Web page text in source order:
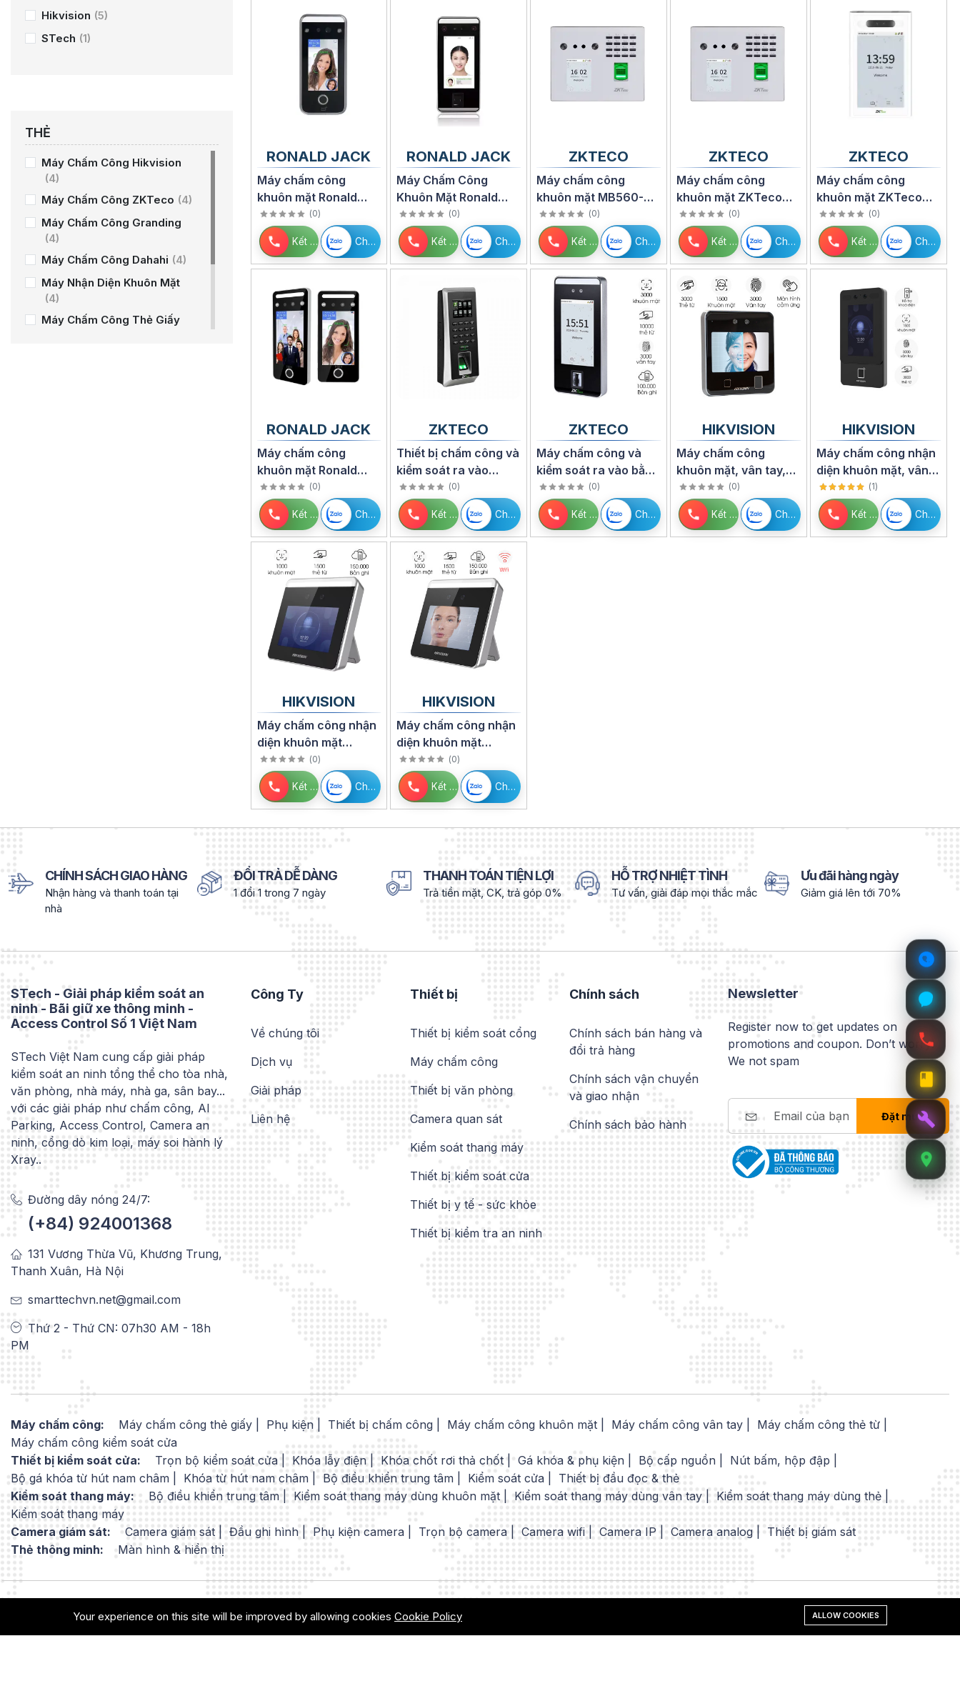
Hikvision (5)
STech (1)
THẺ
Máy Chấm Công Hikvision
(4)
Máy Chấm Công ZKTeco (4)
Máy Chấm Công Granding
(4)
Máy Chấm Công Dahahi (4)
Máy Nhận Diện Khuôn Mặt
(4)
Máy Chấm Công Thẻ Giấy
RONALD JACK
Máy chấm công
khuôn mặt Ronald
Jack FACEPRO-008
(0)
Kết nối Chat Zalo
RONALD JACK
Máy Chấm Công
Khuôn Mặt Ronald
Jack FACEPRO1-P
(0)
Kết nối Chat Zalo
ZKTECO
Máy chấm công
khuôn mặt MB560-
VL/ID
(0)
Kết nối Chat Zalo
ZKTECO
Máy chấm công
khuôn mặt ZKTeco
MB560VL
(0)
Kết nối Chat Zalo
ZKTECO
Máy chấm công
khuôn mặt ZKTeco
Elite Access
(0)
Kết nối Chat Zalo
RONALD JACK
Máy chấm công
khuôn mặt Ronald
Jack Facepro-007
(0)
Kết nối Chat Zalo
ZKTECO
Thiết bị chấm công và
kiểm soát ra vào
ZKTECO MultiBio
800-H
(0)
Kết nối Chat Zalo
ZKTECO
Máy chấm công và
kiểm soát ra vào bằng
khuôn mặt ZKTECO
SmartAC1
(0)
Kết nối Chat Zalo
HIKVISION
Máy chấm công
khuôn mặt, vân tay,
thẻ HIKVISION DS-
K1T642MFW
(0)
Kết nối Chat Zalo
HIKVISION
Máy chấm công nhận
diện khuôn mặt, vân
tay, thẻ EM HIKVISION
DS-K1T342MFWX
(1)
Kết nối Chat Zalo
HIKVISION
Máy chấm công nhận
diện khuôn mặt
HIKVISION DS-K1T331
(0)
Kết nối Chat Zalo
HIKVISION
Máy chấm công nhận
diện khuôn mặt
HIKVISION DS-
K1T331W
(0)
Kết nối Chat Zalo
CHÍNH SÁCH GIAO HÀNG
Nhận hàng và thanh toán tại
nhà
ĐỔI TRẢ DỄ DÀNG
1 đổi 1 trong 7 ngày
THANH TOÁN TIỆN LỢI
Trả tiền mặt, CK, trả góp 0%
HỖ TRỢ NHIỆT TÌNH
Tư vấn, giải đáp mọi thắc mắc
Ưu đãi hàng ngày
Giảm giá lên tới 70%
STech - Giải pháp kiểm soát an
ninh - Bãi giữ xe thông minh -
Access Control Số 1 Việt Nam
STech Việt Nam cung cấp giải pháp
kiểm soát an ninh tổng thể cho tòa nhà,
văn phòng, nhà máy, nhà ga, sân bay...
với các giải pháp như chấm công, AI
Parking, Access Control, Camera an
ninh, cổng dò kim loại, máy soi hành lý
Xray..
Đường dây nóng 24/7:
(+84) 924001368
131 Vương Thừa Vũ, Khương Trung,
Thanh Xuân, Hà Nội
smarttechvn.net@gmail.com
Thứ 2 - Thứ CN: 07h30 AM - 18h
PM
Công Ty
Về chúng tôi
Dịch vụ
Giải pháp
Liên hệ
Thiết bị
Thiết bị kiểm soát cổng
Máy chấm công
Thiết bị văn phòng
Camera quan sát
Kiểm soát thang máy
Thiết bị kiểm soát cửa
Thiết bị y tế - sức khỏe
Thiết bị kiểm tra an ninh
Chính sách
Chính sách bán hàng và
đổi trả hàng
Chính sách vận chuyển
và giao nhận
Chính sách bảo hành
Newsletter
Register now to get updates on
promotions and coupon. Don’t worry!
We not spam
Đặt mua
Máy chấm công: Máy chấm công thẻ giấy Phụ kiện Thiết bị chấm công Máy chấm công khuôn mặt Máy chấm công vân tay
Máy chấm công thẻ từ
Máy chấm công kiểm soát cửa
Thiết bị kiểm soát cửa:
Trọn bộ kiểm soát cửa Khóa lẫy điện Khóa chốt rơi thả chốt Gá khóa & phụ kiện Bộ cấp nguồn
Nút bấm, hộp đập
Bộ gá khóa từ hút nam châm
Khóa từ hút nam châm Bộ điều khiển trung tâm Kiểm soát cửa
Thiết bị đầu đọc & thẻ
Kiểm soát thang máy:
Bộ điều khiển trung tâm Kiểm soát thang máy dùng khuôn mặt Kiểm soát thang máy dùng vân tay
Kiểm soát thang máy dùng thẻ
Kiểm soát thang máy
Camera giám sát:
Camera giám sát Đầu ghi hình Phụ kiện camera Trọn bộ camera Camera wifi Camera IP Camera analog
Thiết bị giám sát
Thẻ thông minh:
Màn hình & hiển thị
© 2008 - 2026 Bản quyền thuộc về Công Ty
TNHH Công Nghệ Thông Minh STech.All
lạc:
Your experience on this site will be improved by allowing cookies Cookie Policy ALLOW COOKIES